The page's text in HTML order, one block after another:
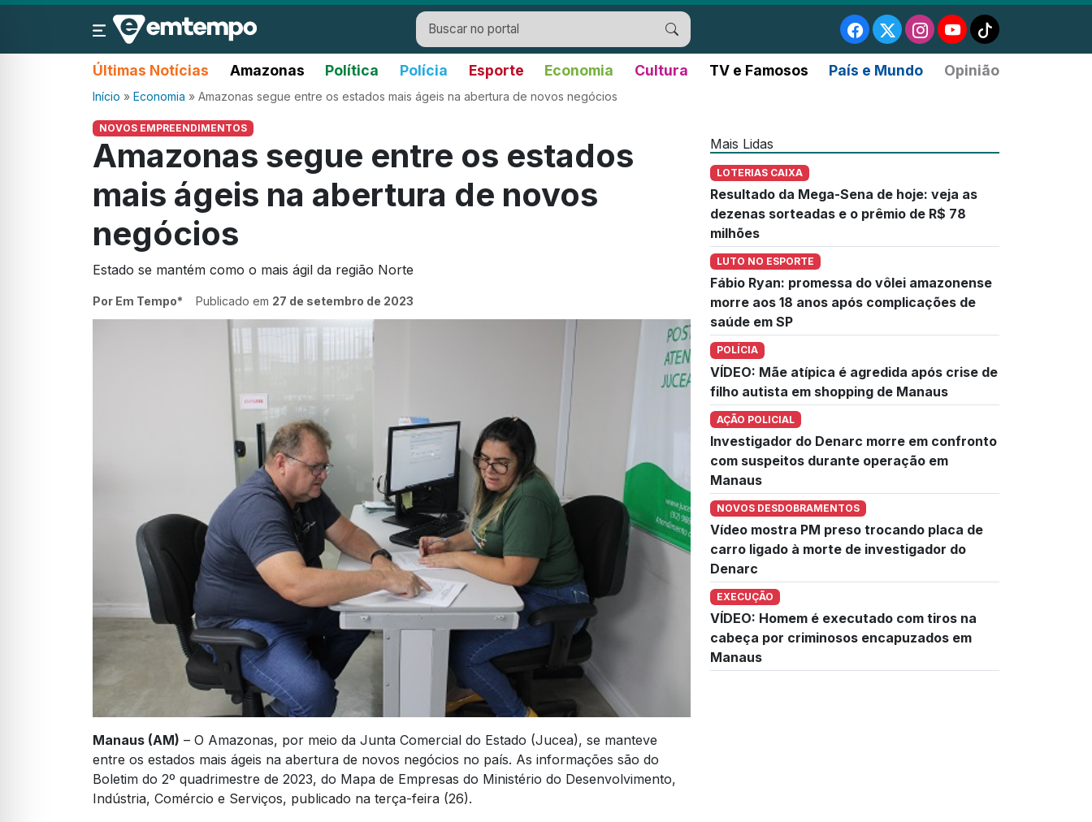
Últimas Notícias Amazonas Política Polícia Esporte Economia Cultura TV e Famosos País e Mundo Opinião
Início » Economia » Amazonas segue entre os estados mais ágeis na abertura de novos negócios
NOVOS EMPREENDIMENTOS
Amazonas segue entre os estados
mais ágeis na abertura de novos
negócios
Estado se mantém como o mais ágil da região Norte
Por Em Tempo* Publicado em 27 de setembro de 2023
Manaus (AM) – O Amazonas, por meio da Junta Comercial do Estado (Jucea), se manteve
entre os estados mais ágeis na abertura de novos negócios no país. As informações são do
Boletim do 2º quadrimestre de 2023, do Mapa de Empresas do Ministério do Desenvolvimento,
Indústria, Comércio e Serviços, publicado na terça-feira (26).
Mais Lidas
LOTERIAS CAIXA
Resultado da Mega-Sena de hoje: veja as
dezenas sorteadas e o prêmio de R$ 78
milhões
LUTO NO ESPORTE
Fábio Ryan: promessa do vôlei amazonense
morre aos 18 anos após complicações de
saúde em SP
POLÍCIA
VÍDEO: Mãe atípica é agredida após crise de
filho autista em shopping de Manaus
AÇÃO POLICIAL
Investigador do Denarc morre em confronto
com suspeitos durante operação em
Manaus
NOVOS DESDOBRAMENTOS
Vídeo mostra PM preso trocando placa de
carro ligado à morte de investigador do
Denarc
EXECUÇÃO
VÍDEO: Homem é executado com tiros na
cabeça por criminosos encapuzados em
Manaus